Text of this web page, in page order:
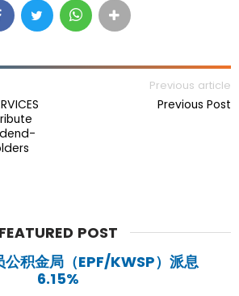
Previous article
Previous Post
FEATURED POST
公积金局（EPF/KWSP）派息
6.15%